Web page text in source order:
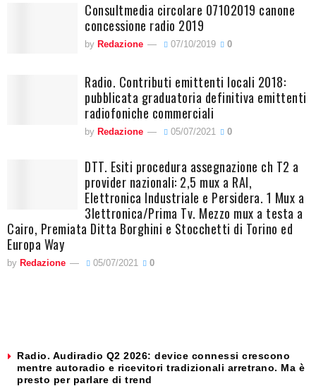
Consultmedia circolare 07102019 canone
concessione radio 2019
by Redazione 07/10/2019 0
Radio. Contributi emittenti locali 2018:
pubblicata graduatoria definitiva emittenti
radiofoniche commerciali
by Redazione 05/07/2021 0
DTT. Esiti procedura assegnazione ch T2 a
provider nazionali: 2,5 mux a RAI,
Elettronica Industriale e Persidera. 1 Mux a
3lettronica/Prima Tv. Mezzo mux a testa a
Cairo, Premiata Ditta Borghini e Stocchetti di Torino ed
Europa Way
by Redazione 05/07/2021 0
Radio. Audiradio Q2 2026: device connessi crescono
mentre autoradio e ricevitori tradizionali arretrano. Ma è
presto per parlare di trend